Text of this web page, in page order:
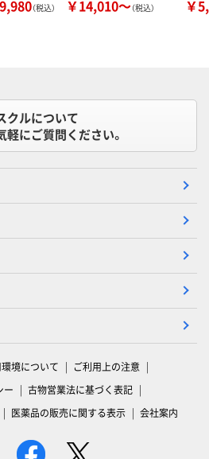
（税込） ￥14,010～（税込） ￥
クルについて
軽にご質問ください。
境について
ご利用上の注意
ー
古物営業法に基づく表記
医薬品の販売に関する表示 会社案内